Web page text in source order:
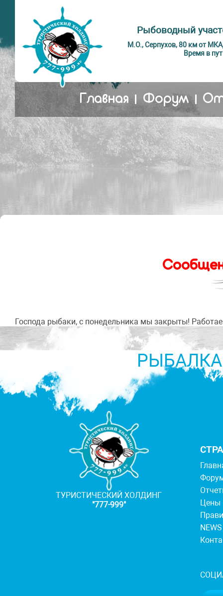
Рыбоводный
М.О., Серпухов, 80 км от
Время в
Главная Форум
Господа рыбаки, с понедельника мы закрыты!
ТУРИСТИЧЕСКИЙ ХОЛДИНГ
"777-999"
Цены
NEWS